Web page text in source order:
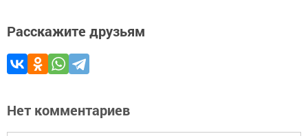
Расскажите друзьям
Нет комментариев